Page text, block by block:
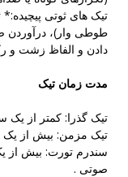
تیک های ثوتی پیچیده:*
طوطی وار)، درآوردن
دادن و الفاظ زشت و
مدت زمان تیک
تیک گذرا: کمتر از یک سال
تیک مزمن: بیش از یک
سندرم تورت: بیش از
صوتی .